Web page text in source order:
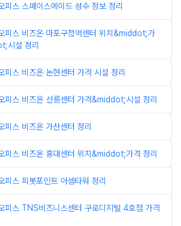
피스 스페이스에이드 성수 정보 정리
피스 비즈온 마포구청역센터 위치&middot;가
시설 정리
피스 비즈온 논현센터 가격 시설 정리
피스 비즈온 선릉센터 가격&middot;시설 정리
피스 비즈온 가산센터 정리
피스 비즈온 홍대센터 위치&middot;가격 정리
피스 피봇포인트 아셈타워 정리
피스 TNS비즈니스센터 구로디지털 4호점 가격